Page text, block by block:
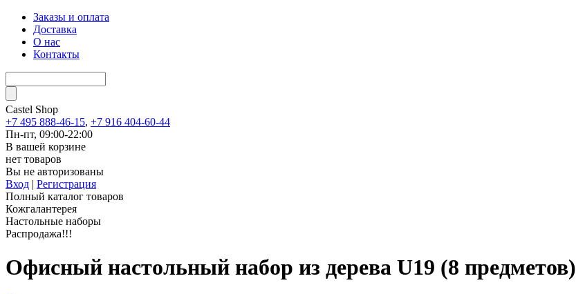
Заказы и оплата
Доставка
О нас
Контакты
Castel Shop
+7 495 888-46-15, +7 916 404-60-44
Пн-пт, 09:00-22:00
В вашей корзине
нет товаров
Вы не авторизованы
Вход | Регистрация
Полный каталог товаров
Кожгалантерея
Настольные наборы
Распродажа!!!
Офисный настольный набор из дерева U19 (8 предметов)